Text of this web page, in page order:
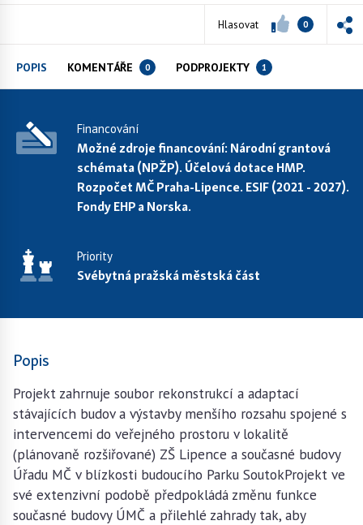
Hlasovat 0
POPIS KOMENTÁŘE 0 PODPROJEKTY 1
Financování
Možné zdroje financování: Národní grantová
schémata (NPŽP). Účelová dotace HMP.
Rozpočet MČ Praha-Lipence. ESIF (2021 - 2027).
Fondy EHP a Norska.
Priority
Svébytná pražská městská část
Popis
Projekt zahrnuje soubor rekonstrukcí a adaptací
stávajících budov a výstavby menšího rozsahu spojené s
intervencemi do veřejného prostoru v lokalitě
(plánovaně rozšiřované) ZŠ Lipence a současné budovy
Úřadu MČ v blízkosti budoucího Parku SoutokProjekt ve
své extenzivní podobě předpokládá změnu funkce
současné budovy ÚMČ a přilehlé zahrady tak, aby